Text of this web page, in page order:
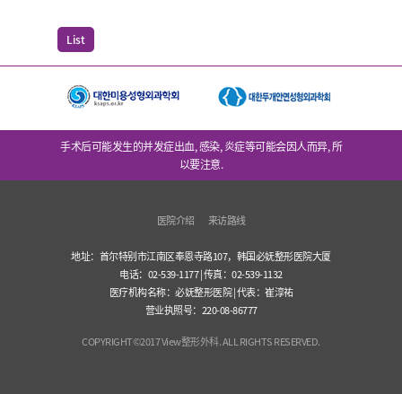
List
手术后可能发生的并发症出血, 感染, 炎症等可能会因人而异, 所
以要注意.
医院介绍 来访路线
地址：首尔特别市江南区奉恩寺路107，韩国必妩整形医院大厦
电话：02-539-1177 | 传真：02-539-1132
医疗机构名称：必妩整形医院 | 代表：崔淳祐
营业执照号：220-08-86777
COPYRIGHT©2017 View整形外科. ALL RIGHTS RESERVED.